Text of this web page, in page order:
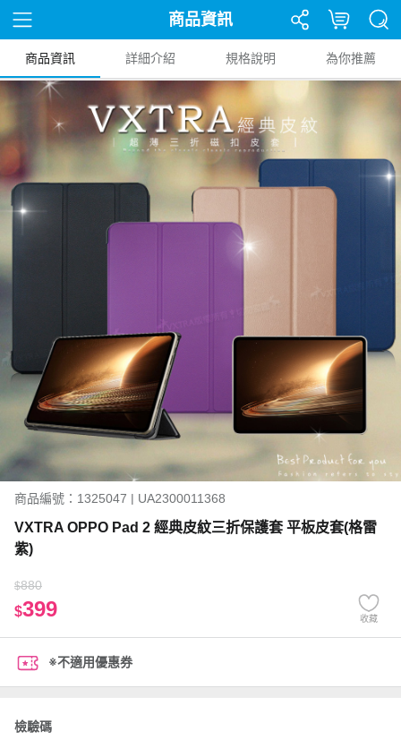
商品資訊
商品資訊 詳細介紹 規格說明 為你推薦
商品編號：1325047 | UA2300011368
VXTRA OPPO Pad 2 經典皮紋三折保護套 平板皮套(格雷
紫)
$880
$399 收藏
※不適用優惠券
檢驗碼